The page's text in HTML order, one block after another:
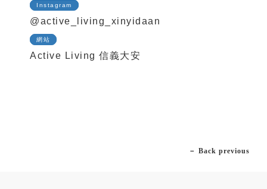
Instagram
@active_living_xinyidaan
網站
Active Living 信義大安
－ Back previous